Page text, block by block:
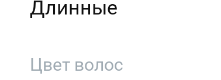
Длинные
Цвет волос